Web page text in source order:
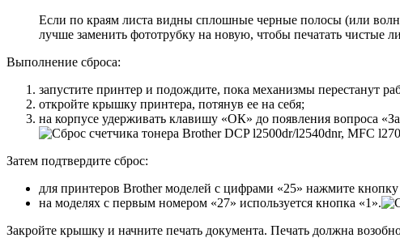
Если по краям листа видны сплошные черные полосы (или
лучше заменить фототрубку на новую, чтобы печатать чистые
Выполнение сброса:
запустите принтер и подождите, пока механизмы перестанут
откройте крышку принтера, потянув ее на себя;
на корпусе удерживать клавишу «ОК» до появления вопроса
Затем подтвердите сброс:
для принтеров Brother моделей с цифрами «25» нажмите
на моделях с первым номером «27» используется кнопка «1».
Закройте крышку и начните печать документа. Печать должна